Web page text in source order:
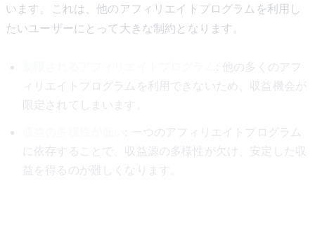
います。これは、他のアフィリエイトプログラムを利用し
たいユーザーにとって大きな制約となります。
: 他の多くのアフ
ィリエイトプログラムを利用できないため、収益機会が
限定されてしまいます。
: 一つのアフィリエイトプログラム
に依存することで、収益源の多様性が欠け、安定した収
益を得るのが難しくなります。